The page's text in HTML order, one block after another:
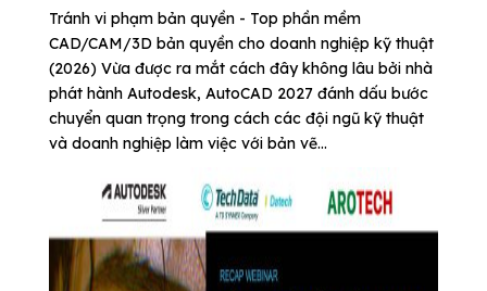
Tránh vi phạm bản quyền - Top phần mềm
CAD/CAM/3D bản quyền cho doanh nghiệp kỹ thuật
(2026) Vừa được ra mắt cách đây không lâu bởi nhà
phát hành Autodesk, AutoCAD 2027 đánh dấu bước
chuyển quan trọng trong cách các đội ngũ kỹ thuật
và doanh nghiệp làm việc với bản vẽ...